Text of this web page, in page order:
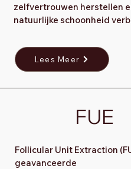
zelfvertrouwen herstellen
natuurlijke schoonheid
Lees Meer
FUE
Follicular Unit Extraction
geavanceerde